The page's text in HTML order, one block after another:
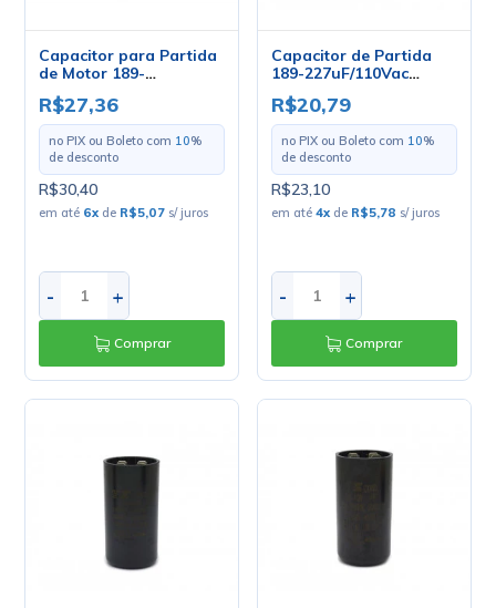
Capacitor para Partida
de Motor 189-
227UF/110V UL1-10
R$27,36
no PIX ou Boleto com 10%
de desconto
R$30,40
em até 6x de R$5,07 s/ juros
- +
Comprar
Capacitor de Partida
189-227uF/110Vac
50/60Hz
R$20,79
no PIX ou Boleto com 10%
de desconto
R$23,10
em até4x de R$5,78 s/ juros
- +
Comprar